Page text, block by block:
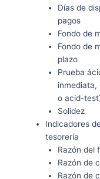
Días de
pagos
Fondo de
Fondo de
plazo
Prueba
inmediata,
o acid-
Solidez
Indicadores
tesorería
Razón del
Razón de
Razón de